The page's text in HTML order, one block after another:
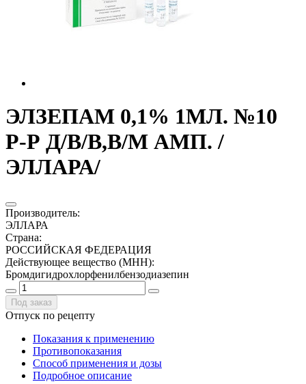
ЭЛЗЕПАМ 0,1% 1МЛ. №10
Р-Р Д/В/В,В/М АМП. /
ЭЛЛАРА/
Производитель:
ЭЛЛАРА
Страна:
РОССИЙСКАЯ ФЕДЕРАЦИЯ
Действующее вещество (МНН):
Бромдигидрохлорфенилбензодиазепин
Под заказ
Отпуск по рецепту
Показания к применению
Противопоказания
Способ применения и дозы
Подробное описание